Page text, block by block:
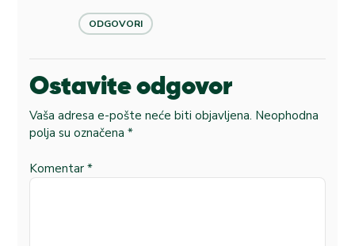
ODGOVORI
Ostavite odgovor
Vaša adresa e-pošte neće biti objavljena. Neophodna
polja su označena *
Komentar *